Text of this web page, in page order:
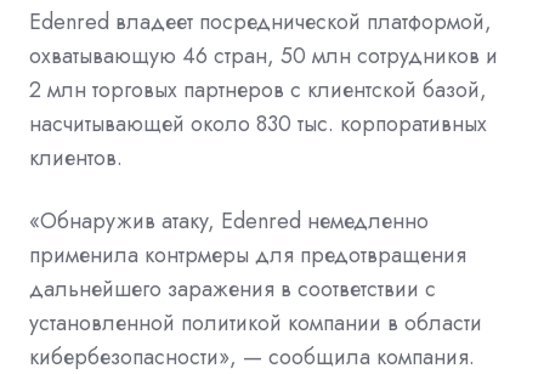
Edenred владеет посреднической платформой,
охватывающую 46 стран, 50 млн сотрудников и
2 млн торговых партнеров с клиентской базой,
насчитывающей около 830 тыс. корпоративных
клиентов.
«Обнаружив атаку, Edenred немедленно
применила контрмеры для предотвращения
дальнейшего заражения в соответствии с
установленной политикой компании в области
кибербезопасности», — сообщила компания.